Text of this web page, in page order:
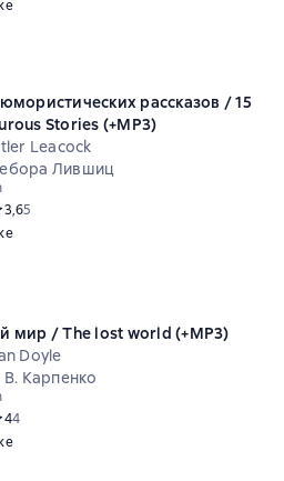
рассказов / 15
Stories (+MP3)
Leacock
Лившиц
рейтинг 3,6 на основе 5 оценок
3,65
мир / The lost world (+MP3)
Doyle
Карпенко
рейтинг 4 на основе 4 оценок
44